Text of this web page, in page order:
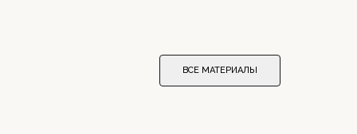
ВСЕ МАТЕРИАЛЫ